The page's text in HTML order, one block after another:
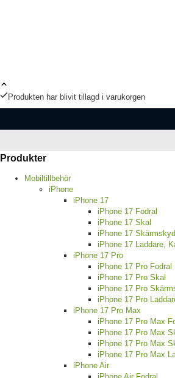
Produkten har blivit tillagd i varukorgen
Produkter
Mobiltillbehör
iPhone
iPhone 17
iPhone 17 Fodral
iPhone 17 Skal
iPhone 17
iPhone 17 Laddare,
iPhone 17 Pro
iPhone 17 Pro Fodral
iPhone 17 Pro Skal
iPhone 17 Pro
iPhone 17 Pro
iPhone 17 Pro Max
iPhone 17 Pro Max
iPhone 17 Pro Max
iPhone 17 Pro Max
iPhone 17 Pro Max
iPhone Air